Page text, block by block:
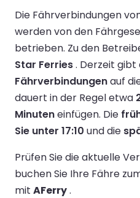
Die Fährverbindungen
werden von den
betrieben. Zu den
Star Ferries. Derzeit gibt
Fährverbindungenauf
dauert in der Regel etwa
Minuteneinfügen. Die
Sie unter 17:10 und die
Prüfen Sie die aktuelle
buchen Sie Ihre Fähre
mit AFerry.